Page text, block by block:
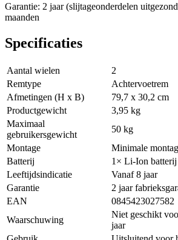
Garantie: 2 jaar (slijtageonderdelen
maanden
Specificaties
Aantal wielen
2
Remtype
Achtervoetrem
Afmetingen (H x B)
79,7 x 30,2 cm
Productgewicht
3,95 kg
Maximaal
gebruikersgewicht
50 kg
Montage
Minimale
Batterij
1× Li-Ion batterij
Leeftijdsindicatie
Vanaf 8 jaar
Garantie
2 jaar
EAN
0845423027582
Waarschuwing
Niet geschikt
jaar